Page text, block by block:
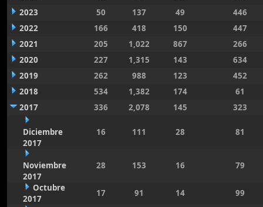
2023
50 137 49
446
2022
166 418 150
447
2021
205 1,022 867
266
2020
227 1,315 143
634
2019
262 988 123
452
2018
534 1,382 174
61
2017
336 2,078 145 323
Diciembre
2017
16 111 28 81
Noviembre
2017
28 153 16 79
Octubre
2017
17 91 14 99